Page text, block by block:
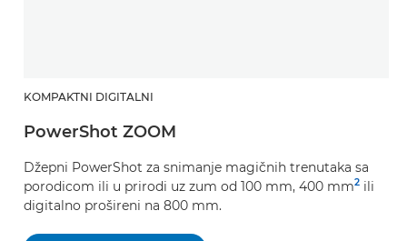
KOMPAKTNI DIGITALNI
PowerShot ZOOM
Džepni PowerShot za snimanje magičnih trenutaka sa
porodicom ili u prirodi uz zum od 100 mm, 400 mm2 ili
digitalno prošireni na 800 mm.